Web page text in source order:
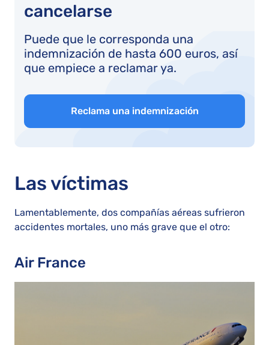
cancelarse
Puede que le corresponda una
indemnización de hasta 600 euros, así
que empiece a reclamar ya.
Reclama una indemnización
Las víctimas
Lamentablemente, dos compañías aéreas sufrieron
accidentes mortales, uno más grave que el otro:
Air France